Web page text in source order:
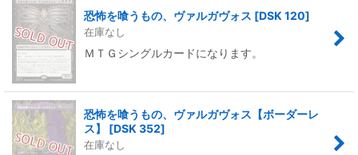
恐怖を喰うもの、ヴァルガヴォス [DSK 120]
在庫なし
ＭＴＧシングルカードになります。
恐怖を喰うもの、ヴァルガヴォス【ボーダーレ
ス】
[DSK 352]
在庫なし